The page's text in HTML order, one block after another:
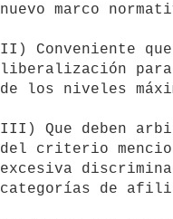
nuevo marco
II) Conveniente
liberalización para
de los niveles
III) Que deben
del criterio
excesiva
categorías de